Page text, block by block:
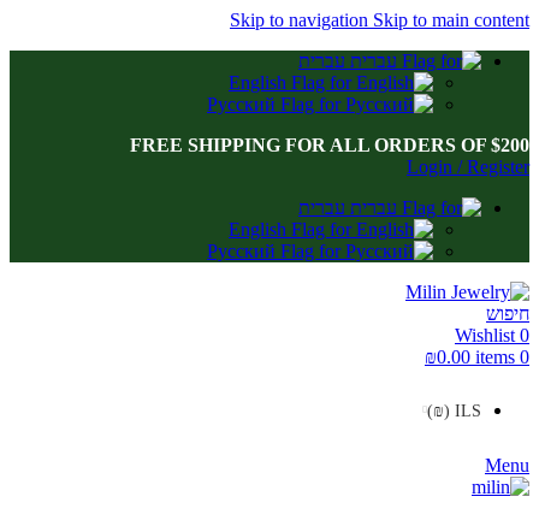
לתוכן
Skip to navigation Skip to main content
עברית
English
Русский
FREE SHIPPING FOR ALL ORDERS OF $200
Login / Register
עברית
English
Русский
חיפוש
0
Wishlist
0
items
₪0.00
ILS (₪)
Menu